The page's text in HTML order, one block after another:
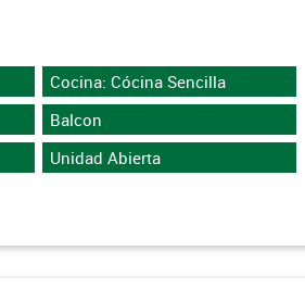
Cocina: Cócina Sencilla
Balcon
Unidad Abierta